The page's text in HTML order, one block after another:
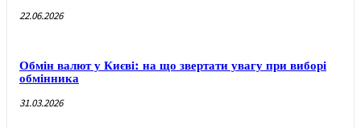
22.06.2026
Обмін валют у Києві: на що звертати увагу при виборі
обмінника
31.03.2026